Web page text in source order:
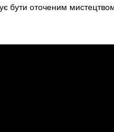
бути оточеним